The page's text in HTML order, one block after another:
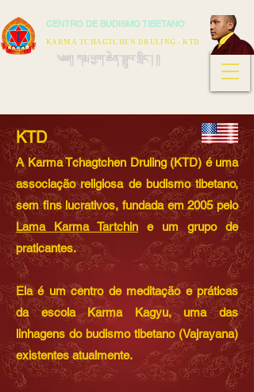
CENTRO DE BUDISMO TIBETANO
༄༅།། ཀརྨ་ཕྱག་ཆེན་སྒྲུབ་གླིང་། །།
KARMA TCHAGTCHEN DRULING - KTD
KTD
A Karma Tchagtchen Druling (KTD) é uma
associação religiosa de budismo tibetano,
sem fins lucrativos, fundada em 2005 pelo
Lama Karma Tartchin e um grupo de
praticantes.
Ela é um centro de meditação e práticas
da escola Karma Kagyu, uma das
linhagens do budismo tibetano (Vajrayana)
existentes atualmente.